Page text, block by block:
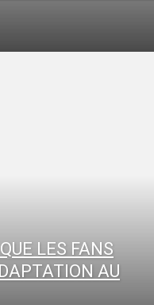
LES FANS
AU